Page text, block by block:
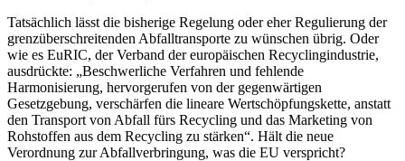
Tatsächlich lässt die bisherige Regelung oder eher Regulierung der
grenzüberschreitenden Abfalltransporte zu wünschen übrig. Oder
wie es EuRIC, der Verband der europäischen Recyclingindustrie,
ausdrückte: „Beschwerliche Verfahren und fehlende
Harmonisierung, hervorgerufen von der gegenwärtigen
Gesetzgebung, verschärfen die lineare Wertschöpfungskette, anstatt
den Transport von Abfall fürs Recycling und das Marketing von
Rohstoffen aus dem Recycling zu stärken“. Hält die neue
Verordnung zur Abfallverbringung, was die EU verspricht?